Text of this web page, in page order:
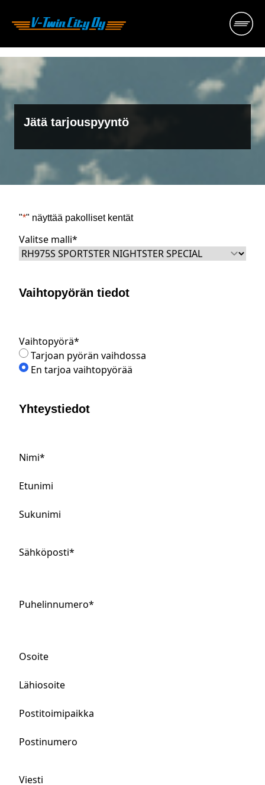
sisältöön
Jätä tarjouspyyntö
"*" näyttää pakolliset kentät
Valitse malli*
Vaihtopyörän tiedot
Vaihtopyörä*
Tarjoan pyörän vaihdossa
En tarjoa vaihtopyörää
Yhteystiedot
Nimi*
Etunimi
Sukunimi
Sähköposti*
Puhelinnumero*
Osoite
Lähiosoite
Postitoimipaikka
Postinumero
Viesti